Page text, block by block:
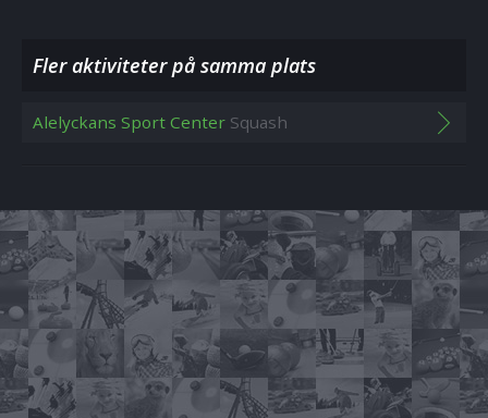
Fler aktiviteter på samma plats
Alelyckans Sport Center Squash